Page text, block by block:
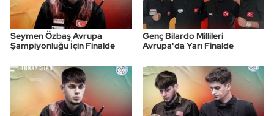
Seymen Özbaş Avrupa
Şampiyonluğu İçin Finalde
Genç Bilardo Millileri
Avrupa'da Yarı Finalde